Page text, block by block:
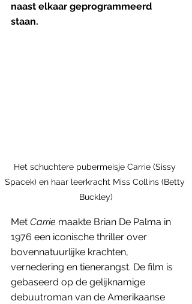
naast elkaar geprogrammeerd
staan.
Het schuchtere pubermeisje Carrie (Sissy
Spacek) en haar leerkracht Miss Collins (Betty
Buckley)
Met Carrie maakte Brian De Palma in
1976 een iconische thriller over
bovennatuurlijke krachten,
vernedering en tienerangst. De film is
gebaseerd op de gelijknamige
debuutroman van de Amerikaanse